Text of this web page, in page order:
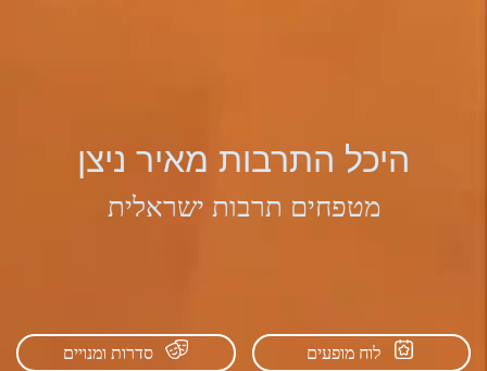
היכל התרבות מאיר ניצן
מטפחים תרבות ישראלית
לוח מופעים סדרות ומנויים